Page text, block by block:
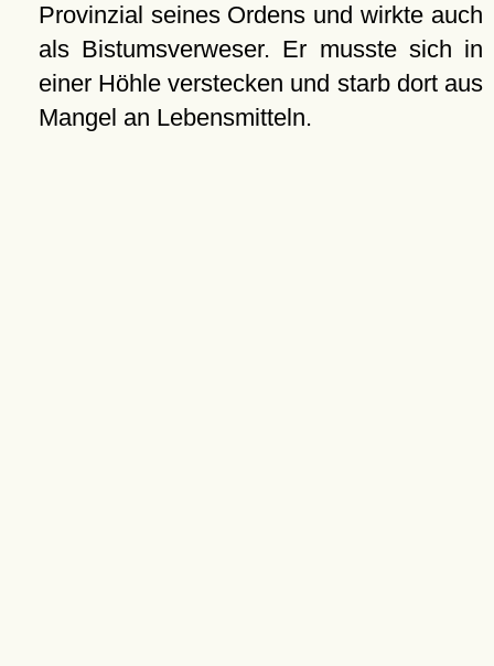
Provinzial seines Ordens und wirkte auch
als Bistumsverweser. Er musste sich in
einer Höhle verstecken und starb dort aus
Mangel an Lebensmitteln.